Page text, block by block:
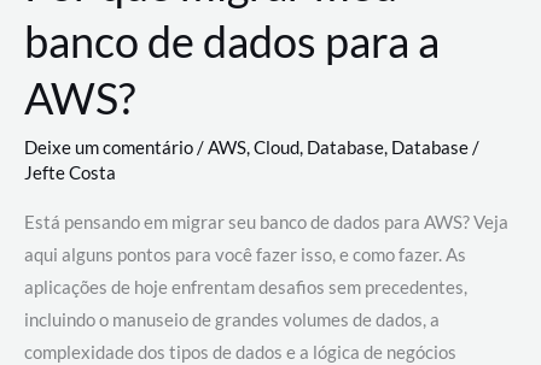
banco de dados para a
AWS?
Deixe um comentário/AWS,Cloud, Database, Database/
Jefte Costa
Está pensando em migrar seu banco de dados para AWS? Veja
aqui alguns pontos para você fazer isso, e como fazer. As
aplicações de hoje enfrentam desafios sem precedentes,
incluindo o manuseio de grandes volumes de dados, a
complexidade dos tipos de dados e a lógica de negócios